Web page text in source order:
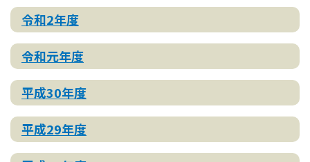
令和2年度
令和元年度
平成30年度
平成29年度